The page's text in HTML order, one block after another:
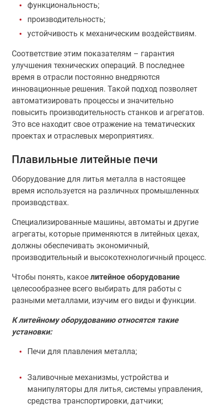
функциональность;
производительность;
устойчивость к механическим воздействиям.
Соответствие этим показателям – гарантия
улучшения технических операций. В последнее
время в отрасли постоянно внедряются
инновационные решения. Такой подход позволяет
автоматизировать процессы и значительно
повысить производительность станков и агрегатов.
Это все находит свое отражение на тематических
проектах и отраслевых мероприятиях.
Плавильные литейные печи
Оборудование для литья металла в настоящее
время используется на различных промышленных
производствах.
Специализированные машины, автоматы и другие
агрегаты, которые применяются в литейных цехах,
должны обеспечивать экономичный,
производительный и высокотехнологичный процесс.
Чтобы понять, какое литейное оборудование
целесообразнее всего выбирать для работы с
разными металлами, изучим его виды и функции.
К литейному оборудованию относятся такие
установки:
Печи для плавления металла;
Заливочные механизмы, устройства и
манипуляторы для литья, системы управления,
средства транспортировки, датчики;